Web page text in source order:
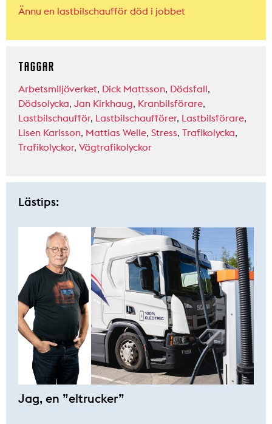
Ännu en lastbilschaufför död i jobbet
TAGGAR
Arbetsmiljöverket, Dick Mattsson, Dödsfall,
Dödsolycka, Jan Kirkhaug, Kranbilsförare,
Lastbilschaufför, Lastbilschaufförer, Lastbilsförare,
Lisen Karlsson, Mattias Welle, Stress, Trafikolycka,
Trafikolyckor, Vägtrafikolyckor
Lästips:
Jag, en ”eltrucker”